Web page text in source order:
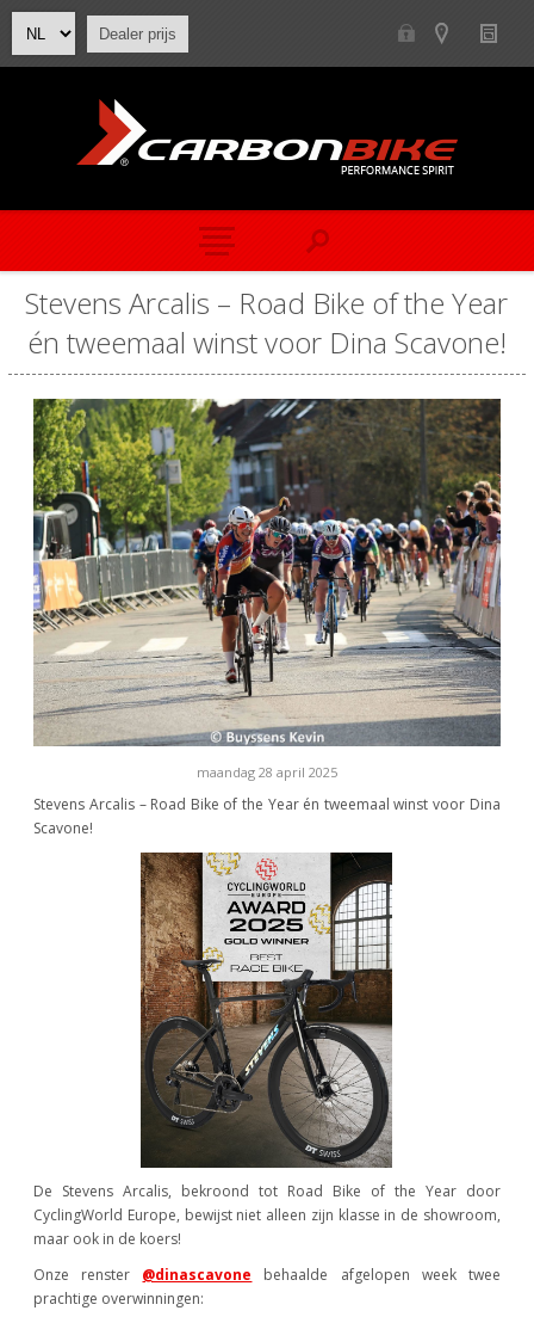
Dealer prijs
Stevens Arcalis – Road Bike of the Year
én tweemaal winst voor Dina Scavone!
maandag 28 april 2025
Stevens Arcalis – Road Bike of the Year én tweemaal winst voor Dina
Scavone!
De Stevens Arcalis, bekroond tot Road Bike of the Year door
CyclingWorld Europe, bewijst niet alleen zijn klasse in de showroom,
maar ook in de koers!
Onze renster @dinascavone behaalde afgelopen week twee
prachtige overwinningen: